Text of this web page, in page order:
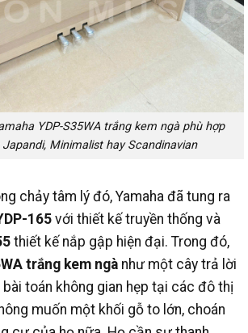
YDP-S35WA trắng kem ngà phù hợp
Minimalist hay Scandinavian
chảy tâm lý đó, Yamaha đã tung ra
165với thiết kế truyền thống và
thiết kế nắp gập hiện đại. Trong đó,
trắng kem ngà như một cây trả lời
toán không gian hẹp tại các đô thị
muốn một khối gỗ to lớn, choán